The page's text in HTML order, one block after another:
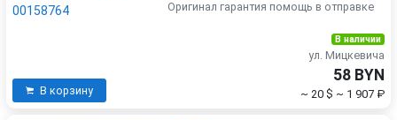
Оригинал гарантия помощь в отправке
В корзину
В наличии
ул. Мицкевича
58 BYN
~ 20 $ ~ 1 907 ₽